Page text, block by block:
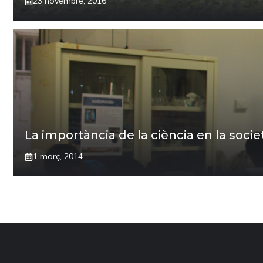
La importància de la ciència en la
1 març, 2014